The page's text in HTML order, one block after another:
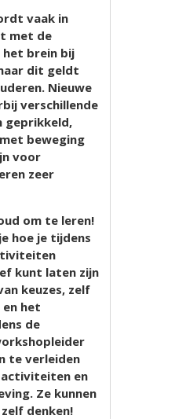
vaak in
met de
brein bij
dit geldt
Nieuwe
verschillende
geprikkeld,
beweging
voor
zeer
om te leren!
hoe je tijdens
kunt laten zijn
keuzes, zelf
en het
de
te verleiden
en
Ze kunnen
denken!